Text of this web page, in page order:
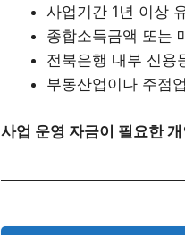
사업기간 1년 이상
종합소득금액 또는
전북은행 내부 신용
부동산업이나 주점
사업 운영 자금이 필요한